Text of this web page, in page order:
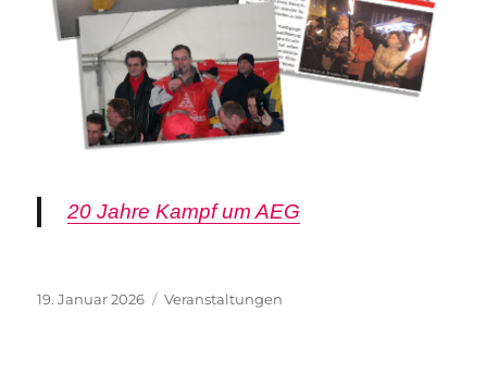
20 Jahre Kampf um AEG
Veröffentlicht
19. Januar 2026 Kategorien
Veranstaltungen